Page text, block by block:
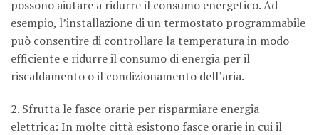
possono aiutare a ridurre il consumo energetico. Ad
esempio, l’installazione di un termostato programmabile
può consentire di controllare la temperatura in modo
efficiente e ridurre il consumo di energia per il
riscaldamento o il condizionamento dell’aria.
2. Sfrutta le fasce orarie per risparmiare energia
elettrica: In molte città esistono fasce orarie in cui il